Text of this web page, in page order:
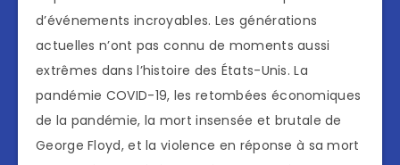
d’événements incroyables. Les générations
actuelles n’ont pas connu de moments aussi
extrêmes dans l’histoire des États-Unis. La
pandémie COVID-19, les retombées économiques
de la pandémie, la mort insensée et brutale de
George Floyd, et la violence en réponse à sa mort